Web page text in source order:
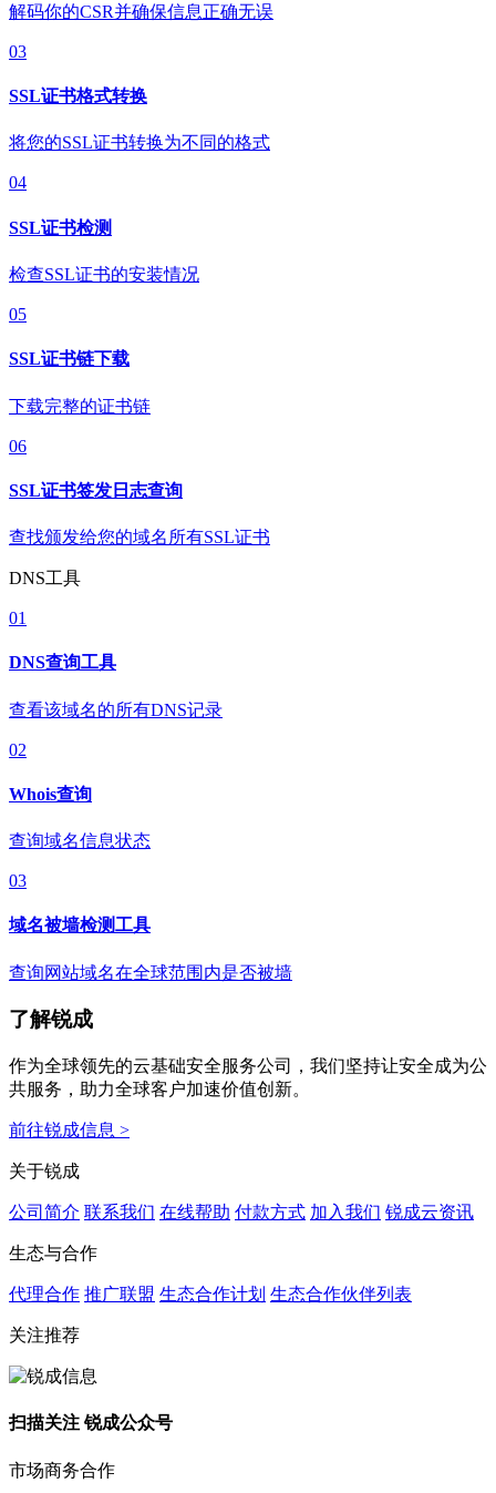
解码你的CSR并确保信息正确无误
03
SSL证书格式转换
将您的SSL证书转换为不同的格式
04
SSL证书检测
检查SSL证书的安装情况
05
SSL证书链下载
下载完整的证书链
06
SSL证书签发日志查询
查找颁发给您的域名所有SSL证书
DNS工具
01
DNS查询工具
查看该域名的所有DNS记录
02
Whois查询
查询域名信息状态
03
域名被墙检测工具
查询网站域名在全球范围内是否被墙
了解锐成
作为全球领先的云基础安全服务公司，我们坚持让安全成为公
共服务，助力全球客户加速价值创新。
前往锐成信息 >
关于锐成
公司简介 联系我们 在线帮助 付款方式 加入我们 锐成云资讯
生态与合作
代理合作 推广联盟 生态合作计划 生态合作伙伴列表
关注推荐
扫描关注 锐成公众号
市场商务合作